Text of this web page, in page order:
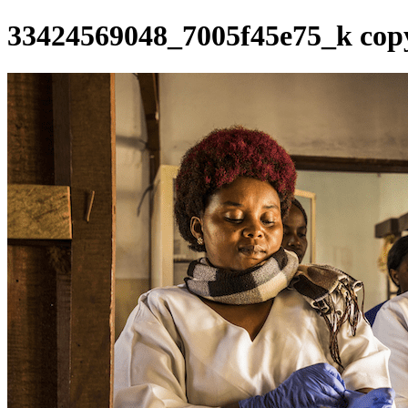
33424569048_7005f45e75_k